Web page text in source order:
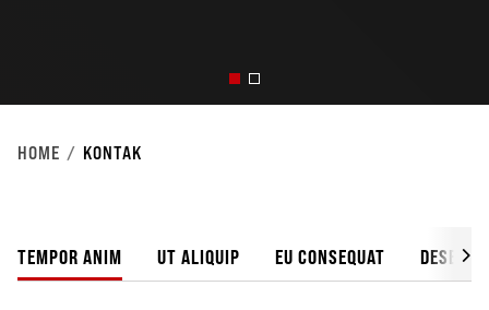
HOME KONTAK
TEMPOR ANIM UT ALIQUIP EU CONSEQUAT